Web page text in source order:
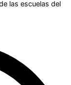
las escuelas del